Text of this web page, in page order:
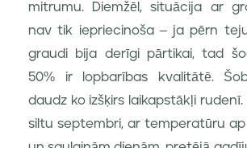
mitrumu. Diemžēl, situācija ar
nav tik iepriecinoša – ja pērn
graudi bija derīgi pārtikai, tad
50% ir lopbarības kvalitātē.
daudz ko izšķirs laikapstākļi
siltu septembri, ar temperatūru ap